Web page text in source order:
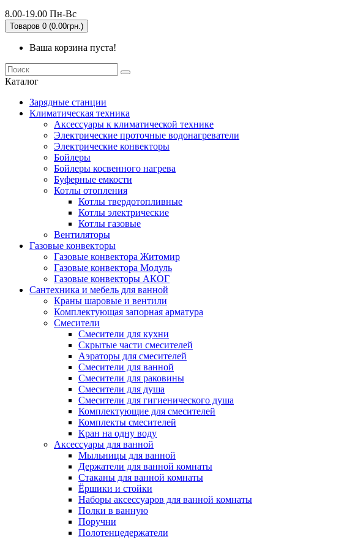
8.00-19.00 Пн-Вс
Товаров 0 (0.00грн.)
Ваша корзина пуста!
Каталог
Зарядные станции
Климатическая техника
Аксессуары к климатической технике
Электрические проточные водонагреватели
Электрические конвекторы
Бойлеры
Бойлеры косвенного нагрева
Буферные емкости
Котлы отопления
Котлы твердотопливные
Котлы электрические
Котлы газовые
Вентиляторы
Газовые конвекторы
Газовые конвектора Житомир
Газовые конвектора Модуль
Газовые конвекторы АКОГ
Сантехника и мебель для ванной
Краны шаровые и вентили
Комплектующая запорная арматура
Смесители
Смесители для кухни
Скрытые части смесителей
Аэраторы для смесителей
Смесители для ванной
Смесители для раковины
Смесители для душа
Смесители для гигиенического душа
Комплектующие для смесителей
Комплекты смесителей
Кран на одну воду
Аксессуары для ванной
Мыльницы для ванной
Держатели для ванной комнаты
Стаканы для ванной комнаты
Ёршики и стойки
Наборы аксессуаров для ванной комнаты
Полки в ванную
Поручни
Полотенцедержатели